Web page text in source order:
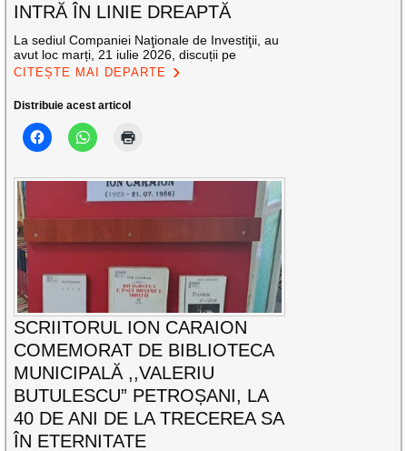
INTRĂ ÎN LINIE DREAPTĂ
La sediul Companiei Naţionale de Investiţii, au
avut loc marți, 21 iulie 2026, discuții pe
CITEȘTE MAI DEPARTE
Distribuie acest articol
SCRIITORUL ION CARAION
COMEMORAT DE BIBLIOTECA
MUNICIPALĂ ,,VALERIU
BUTULESCU” PETROȘANI, LA
40 DE ANI DE LA TRECEREA SA
ÎN ETERNITATE